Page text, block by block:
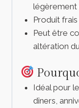
légèrement
Produit
Peut être
altération
Idéal pour
dîners,